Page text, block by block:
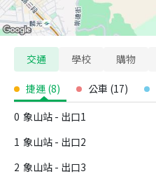
交通 學校 購物
捷運 (8) 公車 (17)
0 象山站 - 出口1
1 象山站 - 出口2
2 象山站 - 出口3